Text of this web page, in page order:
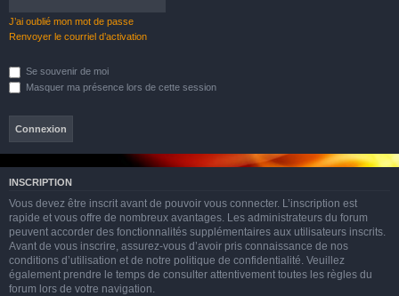
J’ai oublié mon mot de passe
Renvoyer le courriel d’activation
Se souvenir de moi
Masquer ma présence lors de cette session
INSCRIPTION
Vous devez être inscrit avant de pouvoir vous connecter. L’inscription est
rapide et vous offre de nombreux avantages. Les administrateurs du forum
peuvent accorder des fonctionnalités supplémentaires aux utilisateurs inscrits.
Avant de vous inscrire, assurez-vous d’avoir pris connaissance de nos
conditions d’utilisation et de notre politique de confidentialité. Veuillez
également prendre le temps de consulter attentivement toutes les règles du
forum lors de votre navigation.